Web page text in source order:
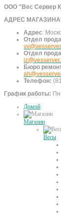
ООО "Вес Сервер
АДРЕС
Адрес:
Отдел
Отдел
Бюро
Телефон:
График работы:
Домой
Магазин
Весы